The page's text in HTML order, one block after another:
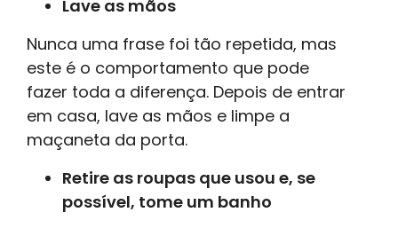
Lave as mãos
Nunca uma frase foi tão repetida, mas
este é o comportamento que pode
fazer toda a diferença. Depois de entrar
em casa, lave as mãos e limpe a
maçaneta da porta.
Retire as roupas que usou e, se
possível, tome um banho